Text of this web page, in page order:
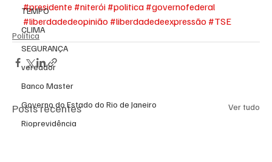
TEMPO
CLIMA
SEGURANÇA
vereador
Banco Master
Governo do Estado do Rio de Janeiro
Rioprevidência
#presidente #niterói #politica #governofederal
#liberdadedeopinião #liberdadedeexpressão #TSE
Política
Posts recentes Ver tudo